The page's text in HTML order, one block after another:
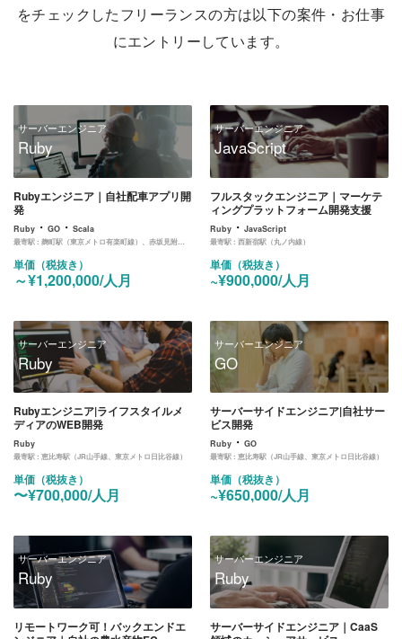
をチェックしたフリーランスの方は以下の案件・お仕事
にエントリーしています。
サーバーエンジニア
Ruby
Rubyエンジニア｜自社配車アプリ開
発
Ruby ・ GO ・ Scala
最寄駅 : 麹町駅（東京メトロ有楽町線）、赤坂見附駅（銀座線、丸ノ内線）
単価（税抜き）
～¥1,200,000/人月
サーバーエンジニア
JavaScript
フルスタックエンジニア｜マーケテ
ィングプラットフォーム開発支援
Ruby ・JavaScript
最寄駅 :西新宿駅（丸ノ内線）
単価（税抜き）
~¥900,000/人月
サーバーエンジニア
Ruby
Rubyエンジニア|ライフスタイルメ
ディアのWEB開発
Ruby
最寄駅 : 恵比寿駅（JR山手線、東京メトロ日比谷線）
単価（税抜き）
〜¥700,000/人月
サーバーエンジニア
GO
サーバーサイドエンジニア|自社サー
ビス開発
Ruby ・GO
最寄駅 :恵比寿駅（JR山手線、東京メトロ日比谷線）
単価（税抜き）
~¥650,000/人月
サーバーエンジニア
Ruby
リモートワーク可！バックエンドエ
サーバーエンジニア
Ruby
サーバーサイドエンジニア｜CaaS